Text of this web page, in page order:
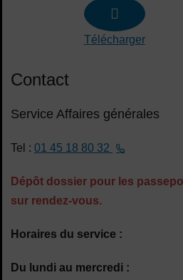
Télécharger
Contact
Service Affaires générales
Tel : 01 45 18 80 32
Dépôt dossier pour les
sur rendez-vous.
Horaires du service :
Du lundi au mercredi :